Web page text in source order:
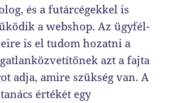
és a futárcégekkel is
a webshop. Az ügyfél-
is el tudom hozatni a
azt a fajta
adja, amire szükség van. A
értékét egy